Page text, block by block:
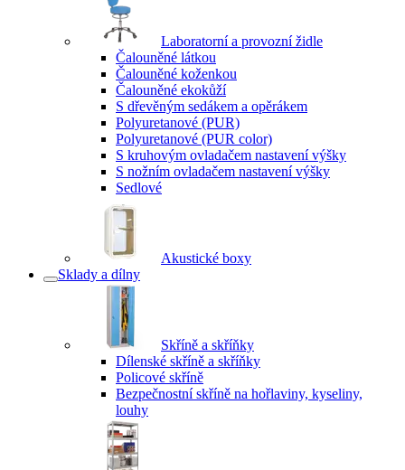
Laboratorní a provozní židle
Čalouněné látkou
Čalouněné koženkou
Čalouněné ekokůží
S dřevěným sedákem a opěrákem
Polyuretanové (PUR)
Polyuretanové (PUR color)
S kruhovým ovladačem nastavení výšky
S nožním ovladačem nastavení výšky
Sedlové
Akustické boxy
Sklady a dílny
Skříně a skříňky
Dílenské skříně a skříňky
Policové skříně
Bezpečnostní skříně na hořlaviny, kyseliny,
louhy